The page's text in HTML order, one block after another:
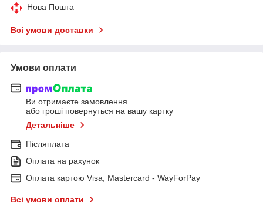
Нова Пошта
Всі умови доставки
Умови оплати
Ви отримаєте замовлення
або гроші повернуться на вашу картку
Детальніше
Післяплата
Оплата на рахунок
Оплата картою Visa, Mastercard - WayForPay
Всі умови оплати